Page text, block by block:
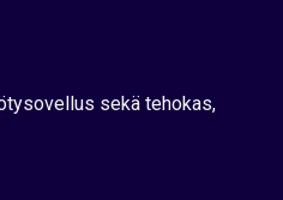
sekä tehokas,